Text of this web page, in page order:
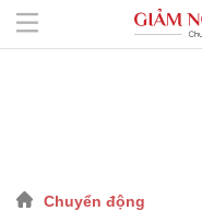
Chuyển động